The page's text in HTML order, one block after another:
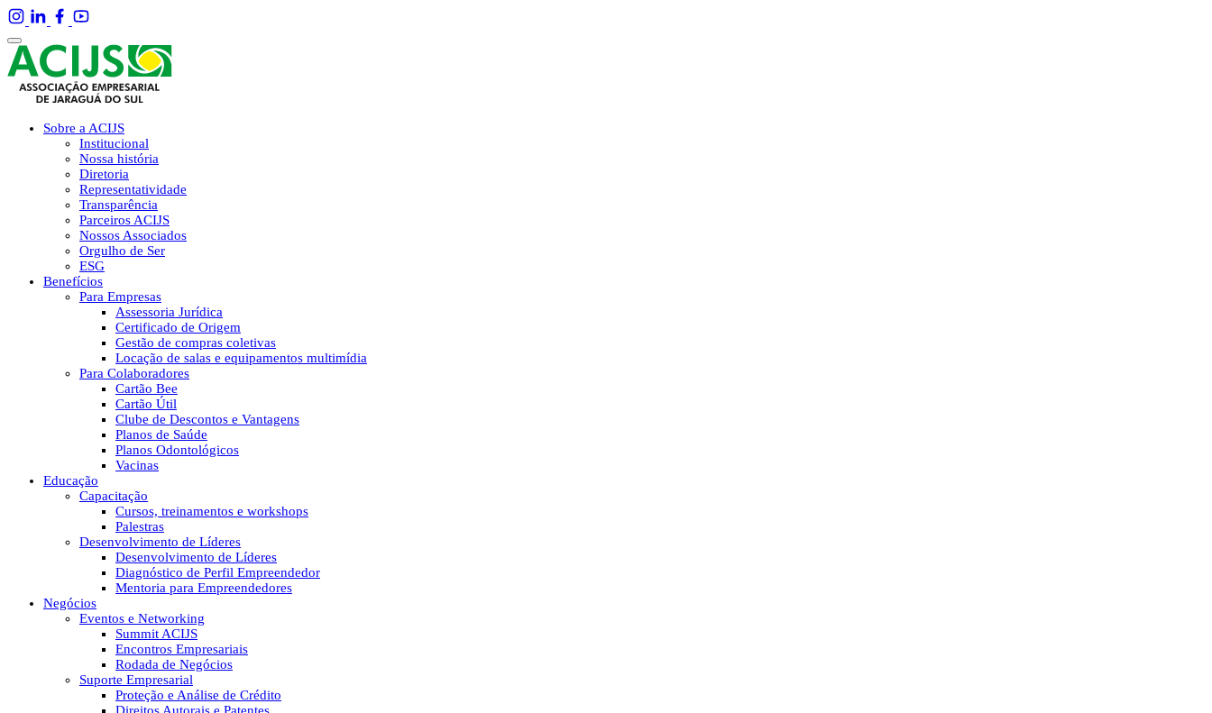
Sobre a ACIJS
Institucional
Nossa história
Diretoria
Representatividade
Transparência
Parceiros ACIJS
Nossos Associados
Orgulho de Ser
ESG
Benefícios
Para Empresas
Assessoria Jurídica
Certificado de Origem
Gestão de compras coletivas
Locação de salas e equipamentos multimídia
Para Colaboradores
Cartão Bee
Cartão Útil
Clube de Descontos e Vantagens
Planos de Saúde
Planos Odontológicos
Vacinas
Educação
Capacitação
Cursos, treinamentos e workshops
Palestras
Desenvolvimento de Líderes
Desenvolvimento de Líderes
Diagnóstico de Perfil Empreendedor
Mentoria para Empreendedores
Negócios
Eventos e Networking
Summit ACIJS
Encontros Empresariais
Rodada de Negócios
Suporte Empresarial
Proteção e Análise de Crédito